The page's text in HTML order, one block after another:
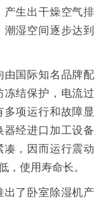
产生出干燥空气排
湿空间逐步达到
国际知名品牌配
结保护，电流过
项运行和故障显
器经进口加工设备
，因而运行震动
，使用寿命长。
了卧室除湿机产